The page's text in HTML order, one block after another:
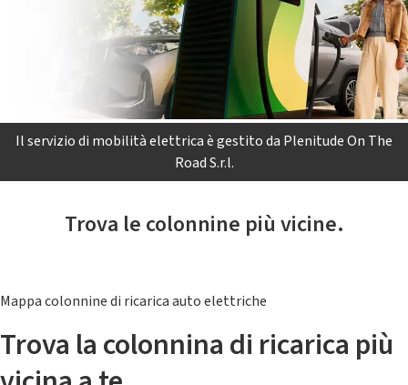
Il servizio di mobilità elettrica è gestito da Plenitude On The
Road S.r.l.
Trova le colonnine più vicine.
Mappa colonnine di ricarica auto elettriche
Trova la colonnina di ricarica più